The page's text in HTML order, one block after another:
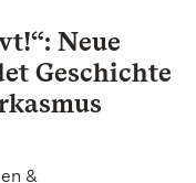
Neue
Geschichte
&